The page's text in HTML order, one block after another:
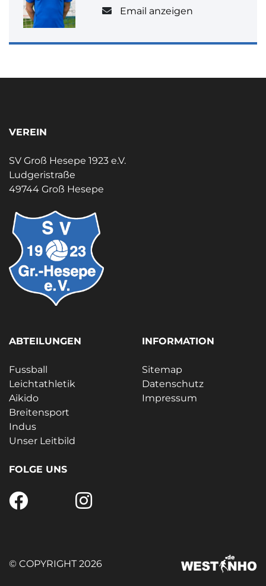
Email anzeigen
VEREIN
SV Groß Hesepe 1923 e.V.
Ludgeristraße
49744 Groß Hesepe
ABTEILUNGEN
Fussball
Leichtathletik
Aikido
Breitensport
Indus
Unser Leitbild
INFORMATION
Sitemap
Datenschutz
Impressum
FOLGE UNS
© COPYRIGHT 2026